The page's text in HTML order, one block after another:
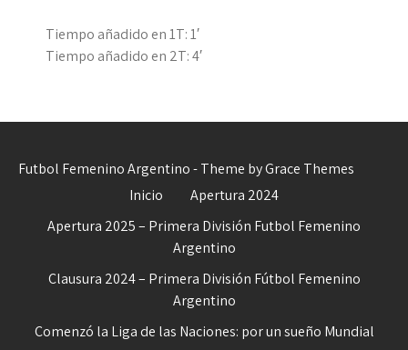
Tiempo añadido en 1T: 1′
Tiempo añadido en 2T: 4′
Futbol Femenino Argentino - Theme by Grace Themes
Inicio
Apertura 2024
Apertura 2025 – Primera División Futbol Femenino
Argentino
Clausura 2024 – Primera División Fútbol Femenino
Argentino
Comenzó la Liga de las Naciones: por un sueño Mundial